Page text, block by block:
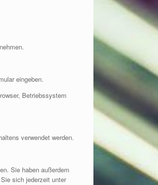
eingeben.
Betriebssystem
verwendet werden.
Sie haben außerdem
sich jederzeit unter